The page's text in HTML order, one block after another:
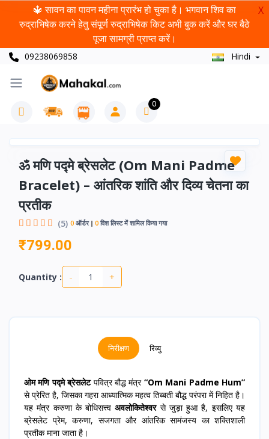
🔱 सावन का पावन महीना प्रारंभ हो चुका है। भगवान शिव का
रुद्राभिषेक करने हेतु संपूर्ण रुद्राभिषेक किट अभी बुक करें और घर बैठे
पूजा सामग्री प्राप्त करें।
X
09238069858 Hindi
0
ॐ मणि पद्मे ब्रेसलेट (Om Mani Padme
Bracelet) – आंतरिक शांति और दिव्य चेतना का
प्रतीक
(5) 0 ऑर्डर 0 विश लिस्ट में शामिल किया गया
₹799.00
Quantity : - +
निरीक्षण रिव्यु
ओम मणि पद्मे ब्रेसलेटपवित्र बौद्ध मंत्र “Om Mani Padme Hum”
से प्रेरित है, जिसका गहरा आध्यात्मिक महत्व तिब्बती बौद्ध परंपरा में निहित है।
यह मंत्र करुणा के बोधिसत्त्वअवलोकितेश्वरसे जुड़ा हुआ है, इसलिए यह
ब्रेसलेट प्रेम, करुणा, सजगता और आंतरिक सामंजस्य का शक्तिशाली
प्रतीक माना जाता है।